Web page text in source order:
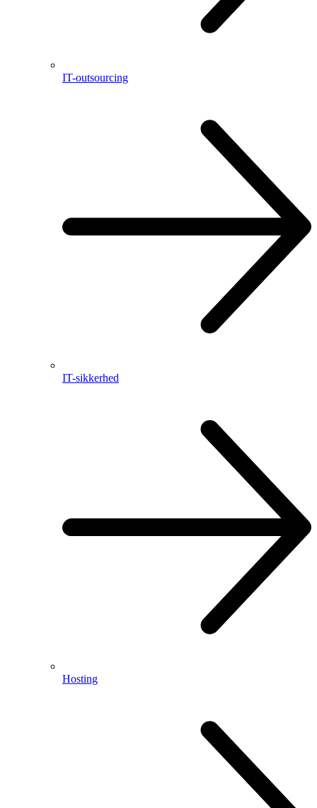
IT-outsourcing
IT-sikkerhed
Hosting